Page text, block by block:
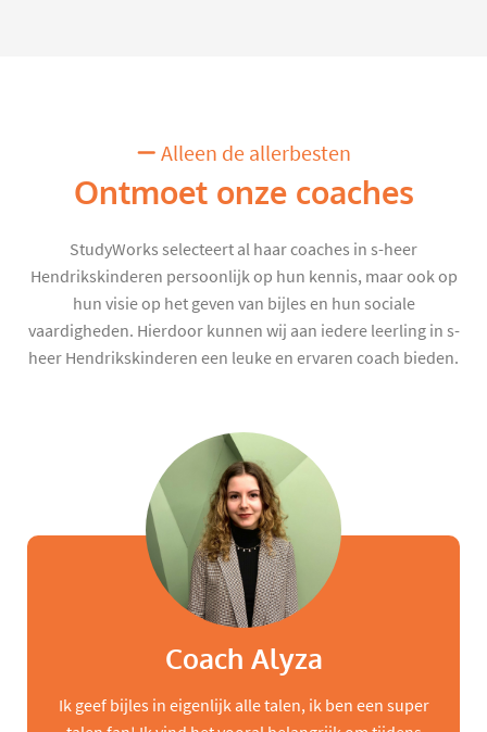
Alleen de allerbesten
Ontmoet onze coaches
StudyWorks selecteert al haar coaches in s-heer
Hendrikskinderen persoonlijk op hun kennis, maar ook op
hun visie op het geven van bijles en hun sociale
vaardigheden. Hierdoor kunnen wij aan iedere leerling in s-
heer Hendrikskinderen een leuke en ervaren coach bieden.
Coach Alyza
Ik geef bijles in eigenlijk alle talen, ik ben een super